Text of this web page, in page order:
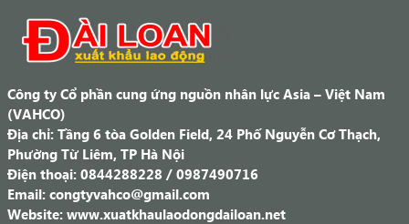
Công ty Cổ phần cung ứng nguồn nhân lực Asia – Việt Nam
(VAHCO)
Địa chỉ: Tầng 6 tòa Golden Field, 24 Phố Nguyễn Cơ Thạch,
Phường Từ Liêm, TP Hà Nội
Điện thoại: 0844288228 / 0987490716
Email: congtyvahco@gmail.com
Website: www.xuatkhaulaodongdailoan.net